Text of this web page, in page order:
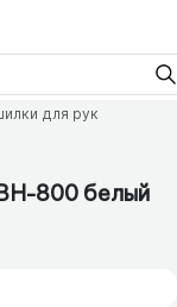
для рук
800 белый